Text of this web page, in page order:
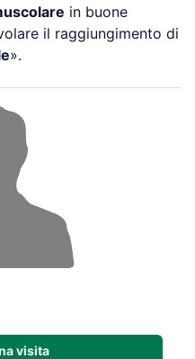
in buone
il raggiungimento di
».
visita